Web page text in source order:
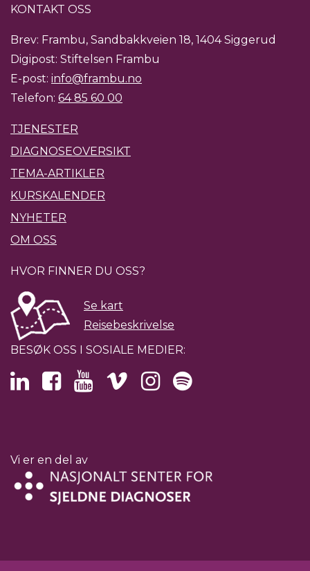
KONTAKT OSS
Brev: Frambu, Sandbakkveien 18, 1404 Siggerud
Digipost: Stiftelsen Frambu
E-post: info@frambu.no
Telefon: 64 85 60 00
TJENESTER
DIAGNOSEOVERSIKT
TEMA-ARTIKLER
KURSKALENDER
NYHETER
OM OSS
HVOR FINNER DU OSS?
Se kart
Reisebeskrivelse
BESØK OSS I SOSIALE MEDIER:
Vi er en del av